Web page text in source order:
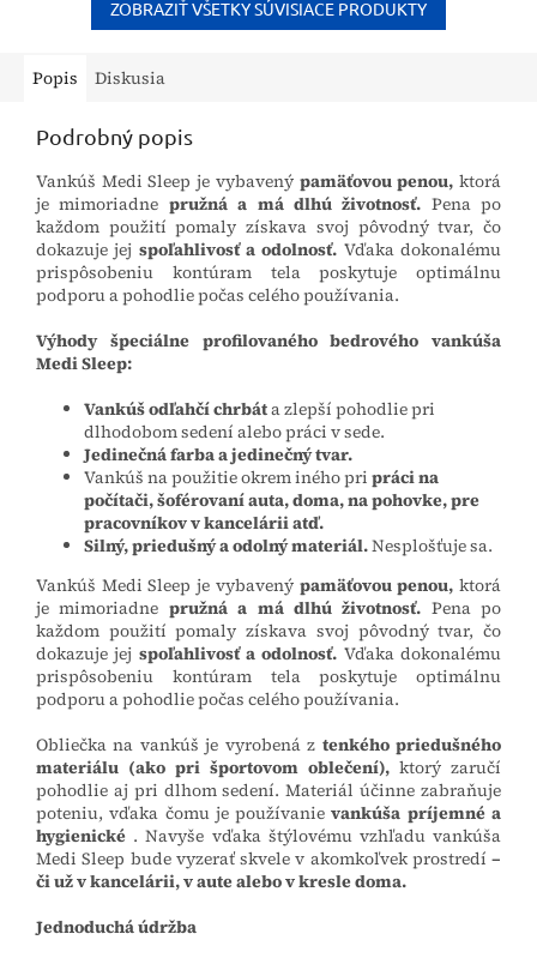
ZOBRAZIŤ VŠETKY SÚVISIACE PRODUKTY
Popis Diskusia
Podrobný popis
Vankúš Medi Sleep je vybavený pamäťovou penou, ktorá
je mimoriadne pružná a má dlhú životnosť. Pena po
každom použití pomaly získava svoj pôvodný tvar, čo
dokazuje jej spoľahlivosť a odolnosť. Vďaka dokonalému
prispôsobeniu kontúram tela poskytuje optimálnu
podporu a pohodlie počas celého používania.
Výhody špeciálne profilovaného bedrového vankúša
Medi Sleep:
Vankúš odľahčí chrbáta zlepší pohodlie pri
dlhodobom sedení alebo práci v sede.
Jedinečná farba a jedinečný tvar.
Vankúš na použitie okrem iného pri práci na
počítači, šoférovaní auta, doma, na pohovke, pre
pracovníkov v kancelárii atď.
Silný, priedušný a odolný materiál.Nesplošťuje sa.
Vankúš Medi Sleep je vybavený pamäťovou penou, ktorá
je mimoriadne pružná a má dlhú životnosť. Pena po
každom použití pomaly získava svoj pôvodný tvar, čo
dokazuje jej spoľahlivosť a odolnosť. Vďaka dokonalému
prispôsobeniu kontúram tela poskytuje optimálnu
podporu a pohodlie počas celého používania.
Obliečka na vankúš je vyrobená z tenkéhopriedušného
materiálu (ako pri športovom oblečení), ktorý zaručí
pohodlie aj pri dlhom sedení. Materiál účinne zabraňuje
poteniu, vďaka čomu je používanievankúša príjemné a
hygienické . Navyše vďaka štýlovému vzhľadu vankúša
Medi Sleep bude vyzerať skvele v akomkoľvek prostredí –
či už v kancelárii, v aute alebo v kresle doma.
Jednoduchá údržba